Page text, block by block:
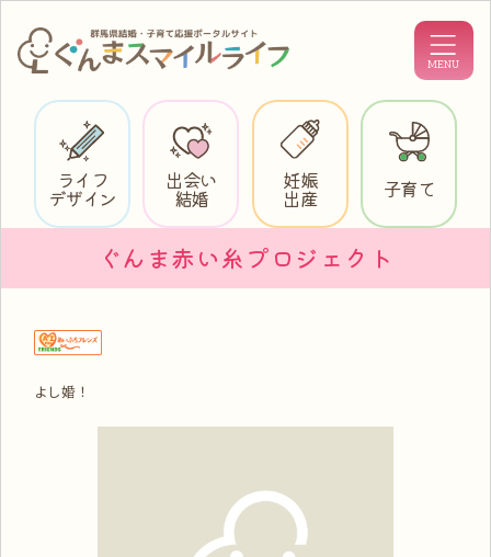
ライフ
デザイン
出会い
結婚
妊娠
出産 子育て
ぐんま赤い糸プロジェクト
よし婚！